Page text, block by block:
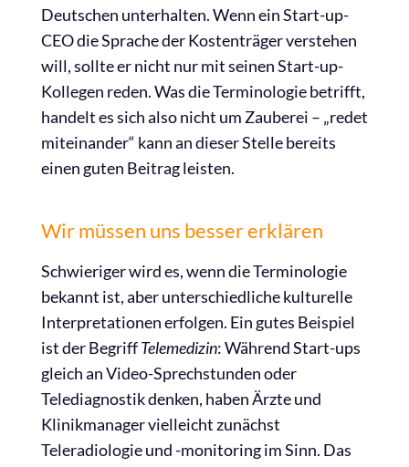
Deutschen unterhalten. Wenn ein Start-up-
CEO die Sprache der Kostenträger verstehen
will, sollte er nicht nur mit seinen Start-up-
Kollegen reden. Was die Terminologie betrifft,
handelt es sich also nicht um Zauberei – „redet
miteinander“ kann an dieser Stelle bereits
einen guten Beitrag leisten.
Wir müssen uns besser erklären
Schwieriger wird es, wenn die Terminologie
bekannt ist, aber unterschiedliche kulturelle
Interpretationen erfolgen. Ein gutes Beispiel
ist der BegriffTelemedizin: Während Start-ups
gleich an Video-Sprechstunden oder
Telediagnostik denken, haben Ärzte und
Klinikmanager vielleicht zunächst
Teleradiologie und -monitoring im Sinn. Das